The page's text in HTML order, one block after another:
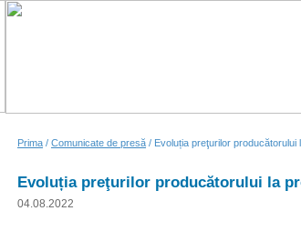
Prima / Comunicate de presă / Evoluția preţurilor
Evoluția preţurilor producătorului la
04.08.2022